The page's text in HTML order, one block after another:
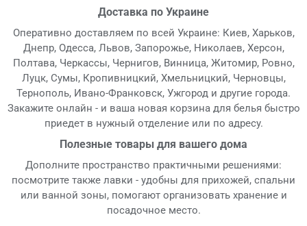
Доставка по Украине
Оперативно доставляем по всей Украине: Киев, Харьков,
Днепр, Одесса, Львов, Запорожье, Николаев, Херсон,
Полтава, Черкассы, Чернигов, Винница, Житомир, Ровно,
Луцк, Сумы, Кропивницкий, Хмельницкий, Черновцы,
Тернополь, Ивано-Франковск, Ужгород и другие города.
Закажите онлайн - и ваша новая корзина для белья быстро
приедет в нужный отделение или по адресу.
Полезные товары для вашего дома
Дополните пространство практичными решениями:
посмотрите также лавки - удобны для прихожей, спальни
или ванной зоны, помогают организовать хранение и
посадочное место.